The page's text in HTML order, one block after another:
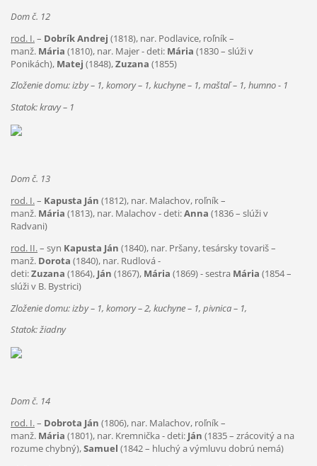
Dom č. 12
rod. I.– Dobrík Andrej (1818), nar. Podlavice, roľník –
manž. Mária (1810), nar. Majer - deti: Mária (1830 – slúži v
Ponikách), Matej (1848),Zuzana (1855)
Zloženie domu: izby – 1, komory – 1, kuchyne – 1, maštaľ – 1, humno - 1
Statok: kravy – 1
Dom č. 13
rod. I.– Kapusta Ján (1812), nar. Malachov, roľník –
manž. Mária (1813), nar. Malachov - deti:Anna (1836 – slúži v
Radvani)
rod. II.– syn Kapusta Ján (1840), nar. Pršany, tesársky tovariš –
manž. Dorota (1840), nar. Rudlová -
deti:Zuzana (1864), Ján (1867), Mária (1869) - sestra Mária (1854 –
slúži v B. Bystrici)
Zloženie domu: izby – 1, komory – 2, kuchyne – 1, pivnica – 1,
Statok: žiadny
Dom č. 14
rod. I.– Dobrota Ján (1806), nar. Malachov, roľník –
manž. Mária (1801), nar. Kremnička - deti: Ján (1835 – zrácovitý a na
rozume chybný),Samuel (1842 – hluchý a výmluvu dobrú nemá)